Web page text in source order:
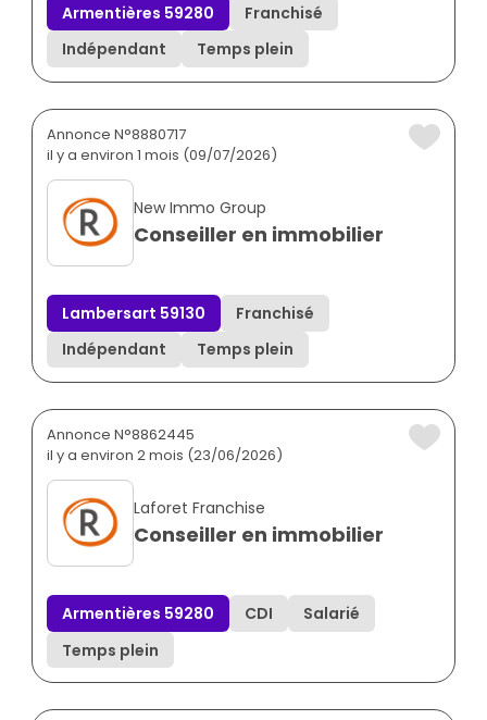
Armentières 59280
Franchisé
Indépendant
Temps plein
Annonce N°8880717
il y a environ 1 mois (09/07/2026)
New Immo Group
Conseiller en immobilier
Lambersart 59130
Franchisé
Indépendant
Temps plein
Annonce N°8862445
il y a environ 2 mois (23/06/2026)
Laforet Franchise
Conseiller en immobilier
Armentières 59280 CDI
Salarié
Temps plein